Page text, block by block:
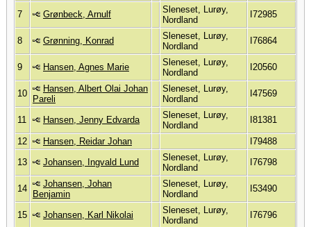
7 Grønbeck, Arnulf
Sleneset, Lurøy,
Nordland
I72985
8 Grønning, Konrad
Sleneset, Lurøy,
Nordland
I76864
9 Hansen, Agnes Marie
Sleneset, Lurøy,
Nordland
I20560
10
Hansen, Albert Olai Johan
Pareli
Sleneset, Lurøy,
Nordland
I47569
11 Hansen, Jenny Edvarda
Sleneset, Lurøy,
Nordland
I81381
12 Hansen, Reidar Johan
I79488
13
Johansen, Ingvald Lund
Sleneset, Lurøy,
Nordland
I76798
14
Johansen, Johan
Benjamin
Sleneset, Lurøy,
Nordland
I53490
15 Johansen, Karl Nikolai
Sleneset, Lurøy,
Nordland
I76796